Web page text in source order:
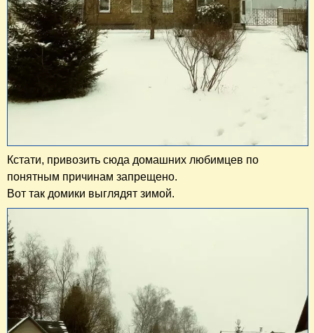
Кстати, привозить сюда домашних любимцев по
понятным причинам запрещено.
Вот так домики выглядят зимой.